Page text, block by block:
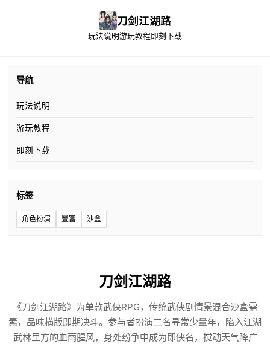
刀剑江湖路
玩法说明游玩教程 即刻下载
导航
玩法说明
游玩教程
即刻下载
标签
角色扮演 豐富 沙盒
刀剑江湖路
《刀剑江湖路》为单款武侠RPG，传统武侠剧情景混合沙盒需
素，品味横版即期决斗。参与者扮演二名寻常少量年，陷入江湖
武林里方的血雨腥风，身处纷争中成为即侠名，搅动天气降广